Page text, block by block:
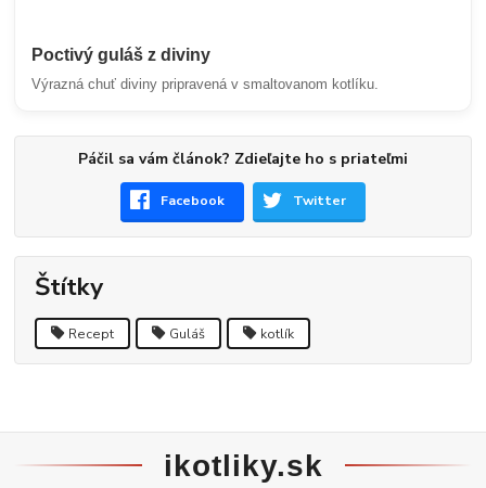
Poctivý guláš z diviny
Výrazná chuť diviny pripravená v smaltovanom kotlíku.
Páčil sa vám článok? Zdieľajte ho s priateľmi
Facebook Twitter
Štítky
Recept Guláš kotlík
ikotliky.sk